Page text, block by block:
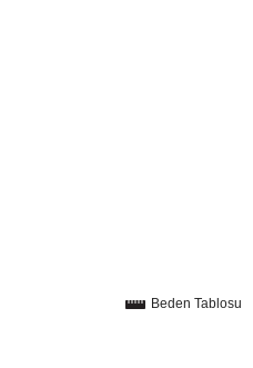
Beden Tablosu